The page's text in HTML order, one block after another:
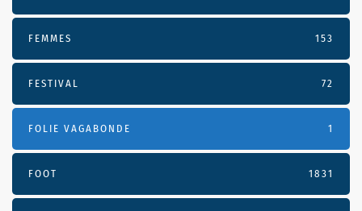
FEMMES 153
FESTIVAL 72
FOLIE VAGABONDE 1
FOOT 1831